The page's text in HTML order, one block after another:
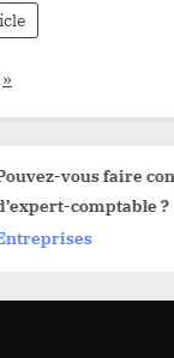
Next
»
vous faire
comptable ?